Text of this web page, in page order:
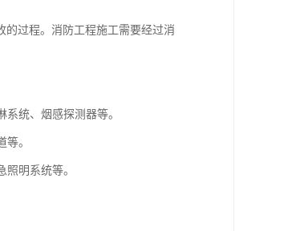
的过程。消防工程施工需要经过消
统、烟感探测器等。
。
明系统等。